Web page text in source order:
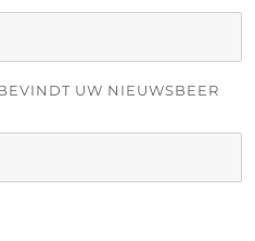
UW NIEUWSBEER